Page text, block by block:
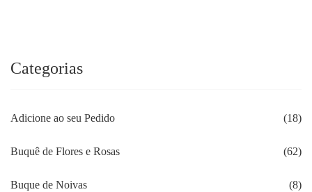
Categorias
Adicione ao seu Pedido (18)
Buquê de Flores e Rosas (62)
Buque de Noivas (8)